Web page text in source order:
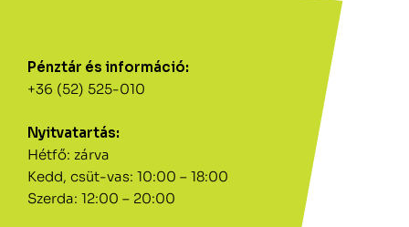
Pénztár és információ:
+36 (52) 525-010
Nyitvatartás:
Hétfő: zárva
Kedd, csüt-vas: 10:00 – 18:00
Szerda: 12:00 – 20:00